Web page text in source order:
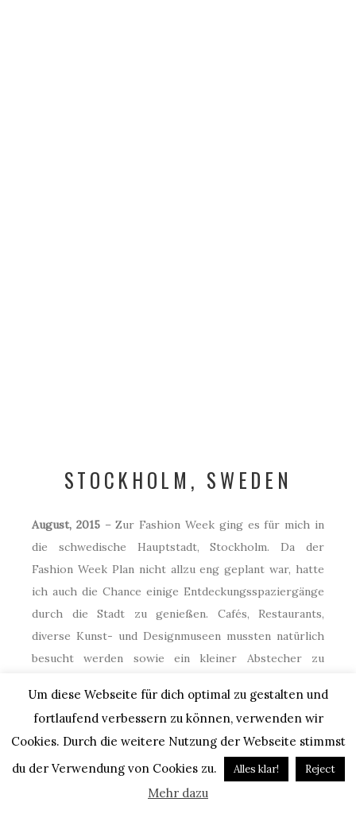
STOCKHOLM, SWEDEN
August, 2015– Zur Fashion Week ging es für mich in
die schwedische Hauptstadt, Stockholm. Da der
Fashion Week Plan nicht allzu eng geplant war, hatte
ich auch die Chance einige Entdeckungsspaziergänge
durch die Stadt zu genießen. Cafés, Restaurants,
diverse Kunst- und Designmuseen mussten natürlich
besucht werden sowie ein kleiner Abstecher zu
natürlich ein Muss! Ein Fashion Week Review sowie
alle Bilder ausStockholm findet ihr hier.
Um diese Webseite für dich optimal zu gestalten und
fortlaufend verbessern zu können, verwenden wir
Cookies. Durch die weitere Nutzung der Webseite stimmst
du der Verwendung von Cookies zu.
Alles klar! Reject
Mehr dazu